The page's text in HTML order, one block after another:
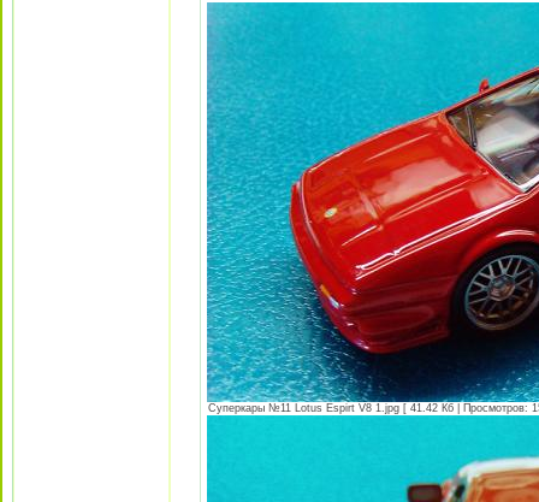
Суперкары №11 Lotus Espirt V8 1.jpg [ 41.42 Кб | Просмотров: